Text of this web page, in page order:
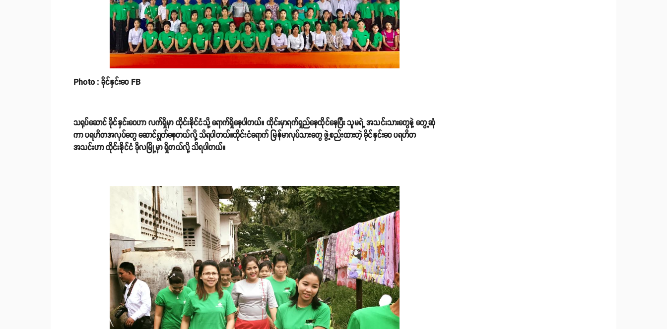
Photo : ခိုင်နှင်းဝေ FB
သရုပ်ဆောင် ခိုင်နှင်းဝေဟာ လက်ရှိမှာ ထိုင်းနိုင်ငံသို့ ရောက်ရှိနေပါတယ်။ ထိုင်းမှာရက်ရှည်နေထိုင်နေပြီး သူမရဲ့ အသင်းသားတွေနဲ့ တွေ့ဆုံ
ကာ ပရဟိတအလုပ်တွေ ဆောင်ရွက်နေတယ်လို့ သိရပါတယ်။ထိုင်းငံရောက် မြန်မာလုပ်သားတွေ ဖွဲ့စည်းထားတဲ့ ခိုင်နှင်းဝေ ပရဟိတ
အသင်းဟာ ထိုင်းနိုင်ငံ ခိုလမြို့မှာ ရှိတယ်လို့ သိရပါတယ်။